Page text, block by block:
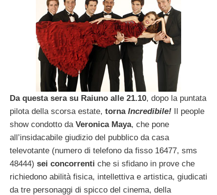
Da questa sera su Raiuno alle 21.10, dopo la puntata
pilota della scorsa estate, torna Incredibile! Il people
show condotto da Veronica Maya, che pone
all’insidacabile giudizio del pubblico da casa
televotante (numero di telefono da fisso 16477, sms
48444) sei concorrenti che si sfidano in prove che
richiedono abilità fisica, intellettiva e artistica, giudicati
da tre personaggi di spicco del cinema, della